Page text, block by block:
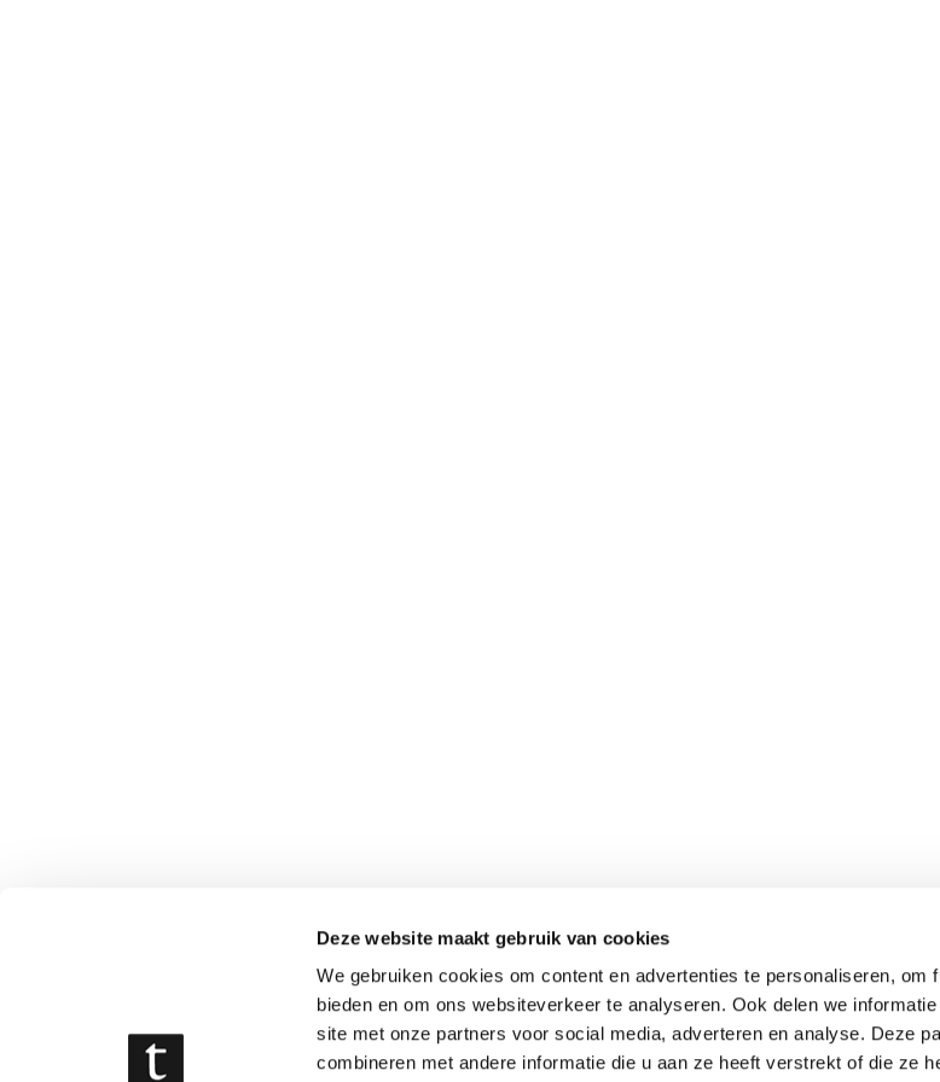
Deze website maakt gebruik van cookies
We gebruiken cookies om content en advertenties te personaliseren, om
bieden en om ons websiteverkeer te analyseren. Ook delen we
site met onze partners voor social media, adverteren en analyse. Deze
combineren met andere informatie die u aan ze heeft verstrekt of die ze